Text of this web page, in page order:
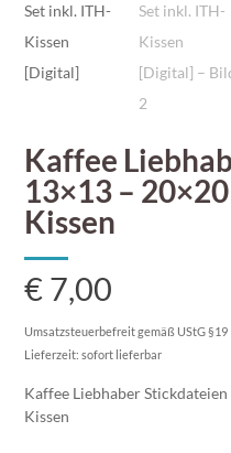
Kaffee
13×13 –
Kissen
€ 7,00
Umsatzsteuerbefreit gemäß UStG §19
Lieferzeit: sofort lieferbar
Kaffee Liebhaber
Kissen